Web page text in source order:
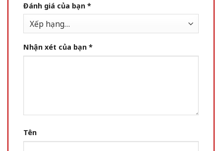
Đánh giá của bạn *
Nhận xét của bạn *
Tên